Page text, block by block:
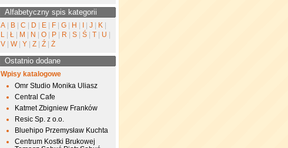
Alfabetyczny spis kategorii
A B C D E F G H J K
L
Ł M N O P R S Ś T U
V
W Y Z Ź Ż
Ostatnio dodane
Wpisy katalogowe
Omr Studio Monika Uliasz
Central Cafe
Katmet Zbigniew Franków
Resic Sp. z o.o.
Bluehipo Przemysław Kuchta
Centrum Kostki Brukowej